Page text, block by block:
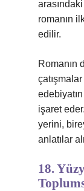
romanın
edilir.
Romanın
işaret
yerini,
anlatılar
18.